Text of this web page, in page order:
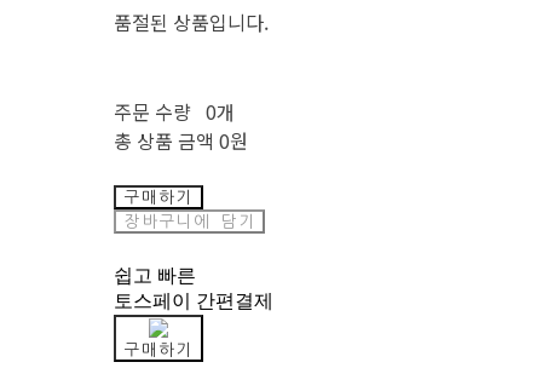
품절된 상품입니다.
주문 수량 0개
총 상품 금액 0원
구매하기
장바구니에 담기
쉽고 빠른
토스페이 간편결제
구매하기